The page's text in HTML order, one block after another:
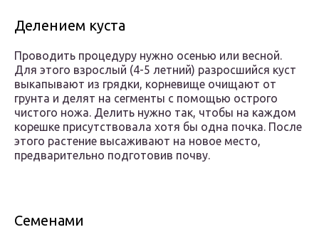
Делением куста
Проводить процедуру нужно осенью или весной.
Для этого взрослый (4-5 летний) разросшийся куст
выкапывают из грядки, корневище очищают от
грунта и делят на сегменты с помощью острого
чистого ножа. Делить нужно так, чтобы на каждом
корешке присутствовала хотя бы одна почка. После
этого растение высаживают на новое место,
предварительно подготовив почву.
Семенами